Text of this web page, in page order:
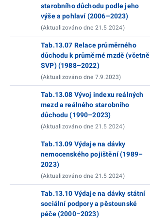
starobního důchodu podle jeho
výše a pohlaví (2006–2023)
(Aktualizováno dne 21.5.2024)
Tab.13.07 Relace průměrného
důchodu k průměrné mzdě (včetně
SVP) (1988–2022)
(Aktualizováno dne 7.9.2023)
Tab.13.08 Vývoj indexu reálných
mezd a reálného starobního
důchodu (1990–2023)
(Aktualizováno dne 21.5.2024)
Tab.13.09 Výdaje na dávky
nemocenského pojištění (1989–
2023)
(Aktualizováno dne 21.5.2024)
Tab.13.10 Výdaje na dávky státní
sociální podpory a pěstounské
péče (2000–2023)